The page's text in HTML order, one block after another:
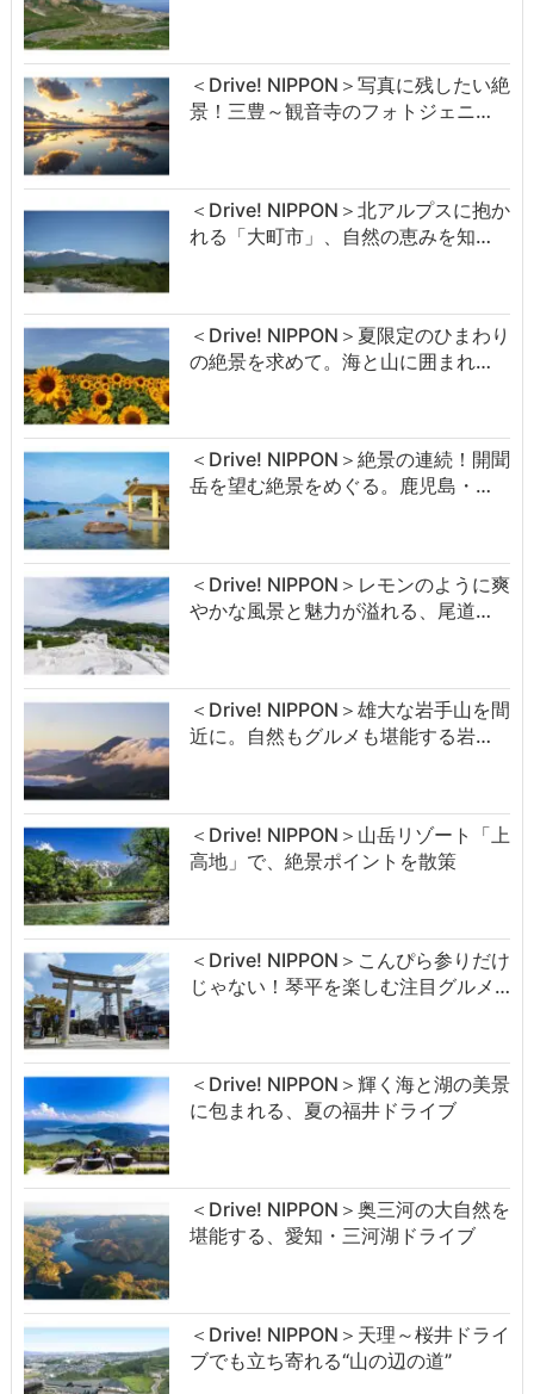
＜Drive! NIPPON＞写真に残したい絶
景！三豊～観音寺のフォトジェニ…
＜Drive! NIPPON＞北アルプスに抱か
れる「大町市」、自然の恵みを知…
＜Drive! NIPPON＞夏限定のひまわり
の絶景を求めて。海と山に囲まれ…
＜Drive! NIPPON＞絶景の連続！開聞
岳を望む絶景をめぐる。鹿児島・…
＜Drive! NIPPON＞レモンのように爽
やかな風景と魅力が溢れる、尾道…
＜Drive! NIPPON＞雄大な岩手山を間
近に。自然もグルメも堪能する岩…
＜Drive! NIPPON＞山岳リゾート「上
高地」で、絶景ポイントを散策
＜Drive! NIPPON＞こんぴら参りだけ
じゃない！琴平を楽しむ注目グルメ…
＜Drive! NIPPON＞輝く海と湖の美景
に包まれる、夏の福井ドライブ
＜Drive! NIPPON＞奥三河の大自然を
堪能する、愛知・三河湖ドライブ
＜Drive! NIPPON＞天理～桜井ドライ
ブでも立ち寄れる“山の辺の道”